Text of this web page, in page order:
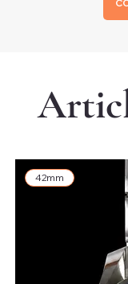
42mm